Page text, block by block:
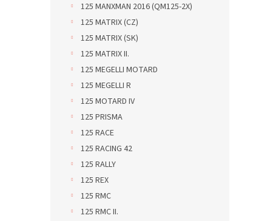
125 MANXMAN 2016 (QM125-2X)
125 MATRIX (CZ)
125 MATRIX (SK)
125 MATRIX II.
125 MEGELLI MOTARD
125 MEGELLI R
125 MOTARD IV
125 PRISMA
125 RACE
125 RACING 42
125 RALLY
125 REX
125 RMC
125 RMC II.